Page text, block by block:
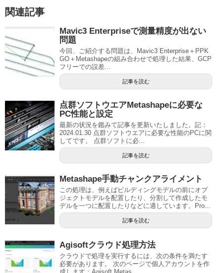
関連記事
Mavic3 Enterpriseで測量精度が出ない
問題
今回、ご紹介する問題は、Mavic3 Enterprise＋PPK
GO＋Metashapeの組み合わせで処理した結果、GCP
フリーでの誤差...
記事を読む
点群ソフトウエアMetashapeに必要な
PC性能と設定
最新の状況を鑑みて記事を更新いたしました。記：
2024.01.30 点群ソフトウエアに必要な性能のPCに関
してです。 点群ソフトに必...
記事を読む
Metashape手動チャンクアライメント
この処理は、例えばビルディングモデルの前にオブ
ジェクトモデルを配置したり、分割して作成したモ
デルを一つに配置したりなどに適しています。Pro...
記事を読む
Agisoftクラウド処理方法
クラウドで処理を実行するには、次の条件を満たす
必要があります。 次のページで個人アカウントを作